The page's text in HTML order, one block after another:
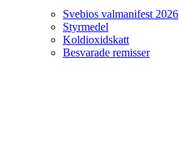
Svebios valmanifest 2026
Styrmedel
Koldioxidskatt
Besvarade remisser